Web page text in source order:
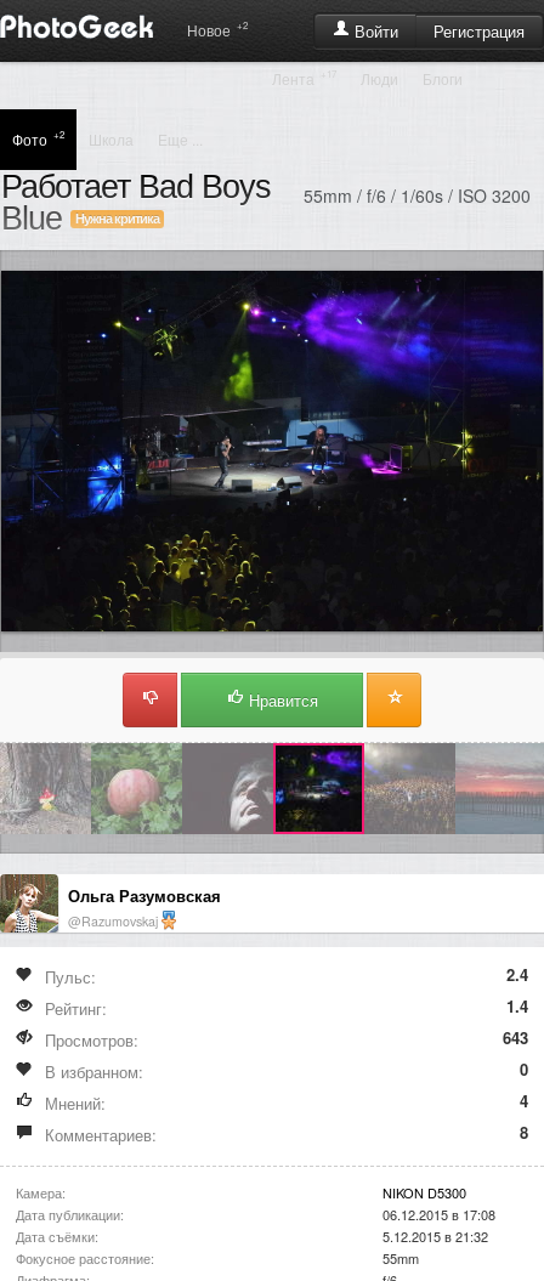
Войти Регистрация
Новое +2
Лента +17 Люди Блоги
Фото +2 Школа Еще ...
Работает Bad Boys
Blue
Нужна критика
55mm / f/6 / 1/60s / ISO 3200
Нравится
Ольга Разумовская
@Razumovskaj
Пульс:
2.4
Рейтинг:
1.4
Просмотров:
643
В избранном:
0
Мнений:
4
Комментариев:
8
Камера:
NIKON D5300
Дата публикации:
06.12.2015 в 17:08
Дата съёмки:
5.12.2015 в 21:32
Фокусное расстояние:
55mm